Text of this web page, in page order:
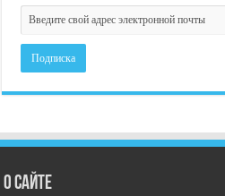
О сайте